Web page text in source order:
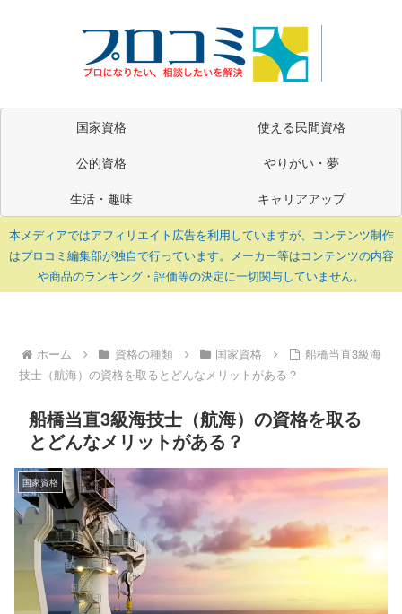
国家資格
使える民間資格
公的資格
やりがい・夢
生活・趣味
キャリアアップ
本メディアではアフィリエイト広告を利用していますが、コンテンツ制作
はプロコミ編集部が独自で行っています。メーカー等はコンテンツの内容
や商品のランキング・評価等の決定に一切関与していません。
ホーム 資格の種類 国家資格
船橋当直3級海
技士（航海）の資格を取るとどんなメリットがある？
船橋当直3級海技士（航海）の資格を取る
とどんなメリットがある？
国家資格